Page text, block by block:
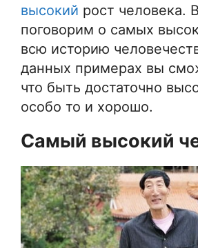
высокий рост человека.
поговорим о самых
всю историю
данных примерах вы
что быть достаточно
особо то и хорошо.
Самый высокий